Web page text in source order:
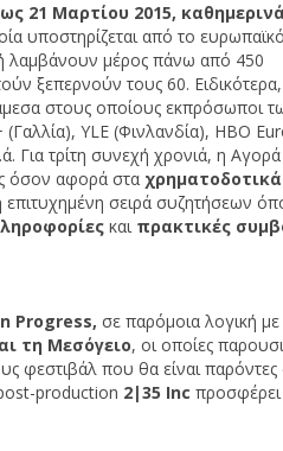
21 Μαρτίου 2015,
υποστηρίζεται από το ευρωπαϊκό
λαμβάνουν μέρος πάνω από 450
ξεπερνούν τους 60.
στους οποίους εκπρόσωποι
YLE (Φινλανδία), HBO
Για τρίτη συνεχή χρονιά, η Αγορά
όσον αφορά στα χρηματοδοτικά
επιτυχημένη σειρά συζητήσεων
και πρακτικές
Progress, σε παρόμοια λογική
τη Μεσόγειο, οι οποίες
φεστιβάλ που θα είναι παρόντες
production 2|35 Inc